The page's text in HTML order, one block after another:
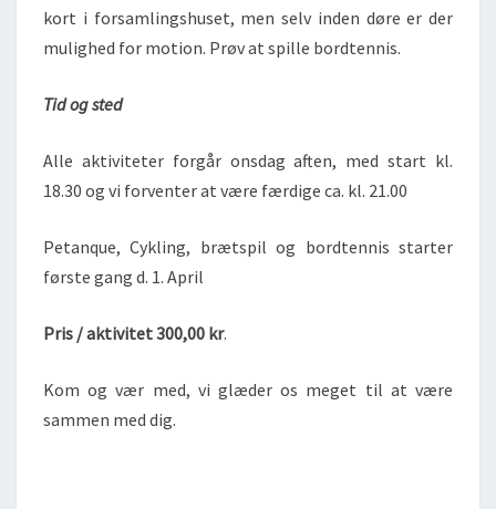
kort i forsamlingshuset, men selv inden døre er der
mulighed for motion. Prøv at spille bordtennis.
Tid og sted
Alle aktiviteter forgår onsdag aften, med start kl.
18.30 og vi forventer at være færdige ca. kl. 21.00
Petanque, Cykling, brætspil og bordtennis starter
første gang d. 1. April
Pris / aktivitet 300,00 kr.
Kom og vær med, vi glæder os meget til at være
sammen med dig.